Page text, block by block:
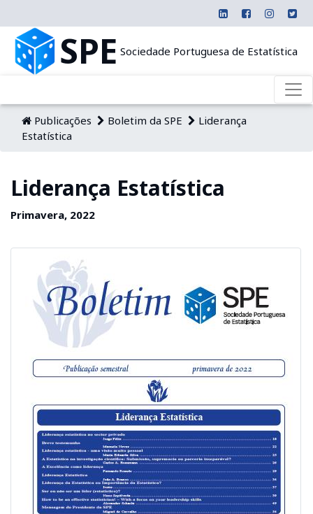
SPE Sociedade Portuguesa de Estatística
Publicações Boletim da SPE
Liderança
Estatística
Liderança Estatística
Primavera, 2022